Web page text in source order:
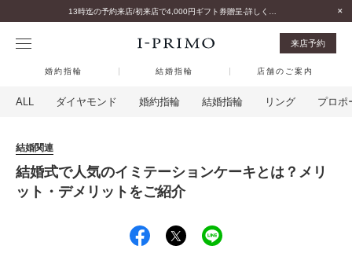
来店予約
婚約指輪 結婚指輪 店舗のご案内
ALL ダイヤモンド 婚約指輪 結婚指輪 リング プロポ
結婚関連
結婚式で人気のイミテーションケーキとは？メリ
ット・デメリットをご紹介